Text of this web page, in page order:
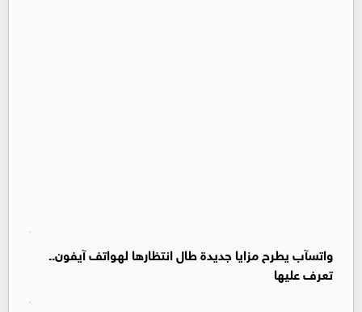
واتسآب يطرح مزايا جديدة طال انتظارها لهواتف آيفون..
تعرف عليها